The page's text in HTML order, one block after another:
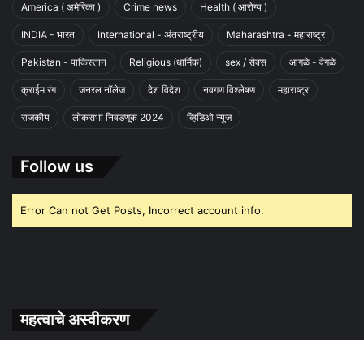
America ( अमेरिका ) Crime news Health ( आरोग्य )
INDIA - भारत International - अंतराष्ट्रीय Maharashtra - महाराष्ट्र
Pakistan - पाकिस्तान Religious (धार्मिक) sex / सेक्स आगळे - वेगळे
क्राईम रंग जनरल नॉलेज देश विदेश नवगण विश्लेषण महाराष्ट्र
राजकीय लोकसभा निवडणूक 2024 व्हिडिओ न्युज
Follow us
Error Can not Get Posts, Incorrect account info.
महत्वाचे अस्वीकरण